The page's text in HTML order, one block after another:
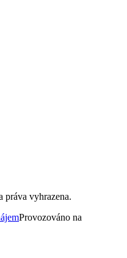
vyhrazena.
Provozováno na